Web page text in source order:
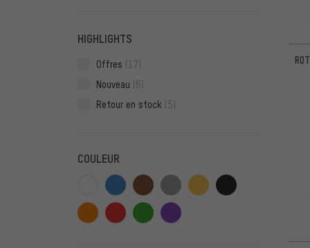
HIGHLIGHTS
Offres (17)
Nouveau (6)
Retour en stock (5)
COULEUR